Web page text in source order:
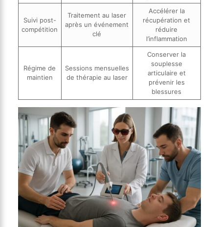
Suivi post-
compétition
Traitement au laser
après un événement
clé
Accélérer la
récupération et
réduire
l’inflammation
Régime de
maintien
Sessions mensuelles
de thérapie au laser
Conserver la
souplesse
articulaire et
prévenir les
blessures